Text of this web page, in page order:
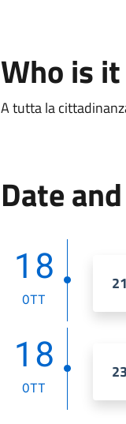
Who is
A tutta la
Date
18
OTT
18
OTT